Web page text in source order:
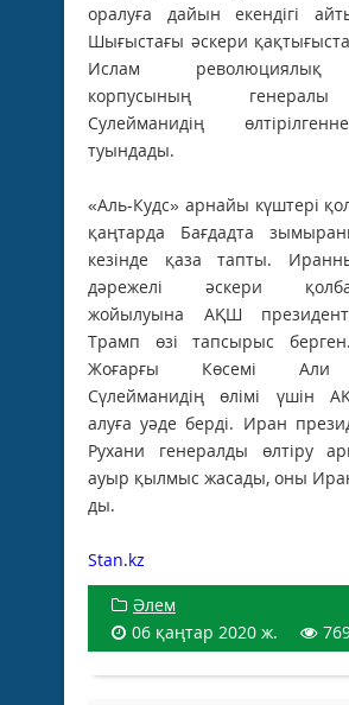
оралуға дайын екендігі
Шығыстағы әскери
Ислам революциялық
корпусының
Сулейманидің
туындады.
«Аль-Кудс» арнайы күштері
қаңтарда Бағдадта
кезінде қаза тапты.
дәрежелі әскери
жойылуына АҚШ
Трамп өзі тапсырыс
Жоғарғы Көсемі Али
Сүлейманидің өлімі үшін
алуға уәде берді. Иран
Рухани генералды өлтіру
ауыр қылмыс жасады, оны
ды.
Stan.kz
Әлем
06 қаңтар 2020 ж.